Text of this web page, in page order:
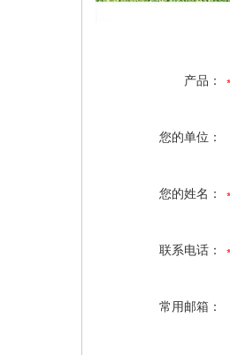
产品：
您的单位：
您的姓名：
联系电话：
常用邮箱：